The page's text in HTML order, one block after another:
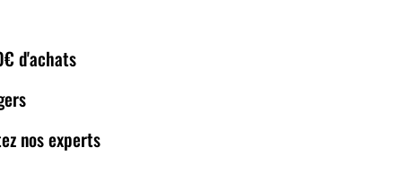
d'achats
nos experts